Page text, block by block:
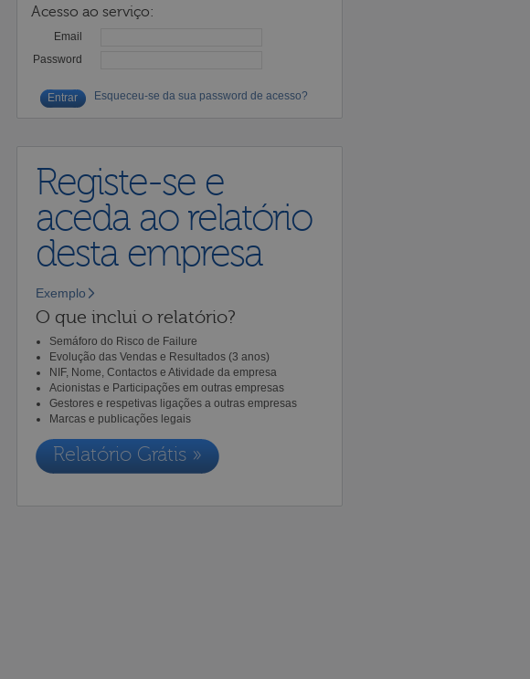
Acesso ao serviço:
Email
Password
Esqueceu-se da sua password de acesso?
Registe-se e
aceda ao relatório
desta empresa
Exemplo
O que inclui o relatório?
Semáforo do Risco de Failure
Evolução das Vendas e Resultados (3 anos)
NIF, Nome, Contactos e Atividade da empresa
Acionistas e Participações em outras empresas
Gestores e respetivas ligações a outras empresas
Marcas e publicações legais
Relatório Grátis »